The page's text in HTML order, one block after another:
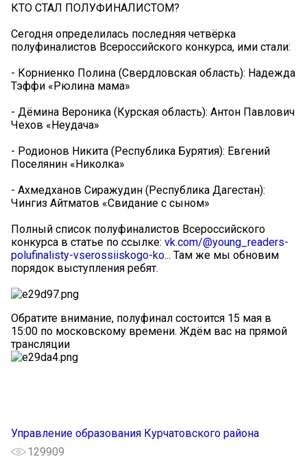
КТО СТАЛ ПОЛУФИНАЛИСТОМ?
Сегодня определилась последняя четвёрка
полуфиналистов Всероссийского конкурса, ими стали:
- Корниенко Полина (Свердловская область): Надежда
Тэффи «Рюлина мама»
- Дёмина Вероника (Курская область): Антон Павлович
Чехов «Неудача»
- Родионов Никита (Республика Бурятия): Евгений
Поселянин «Николка»
- Ахмедханов Сиражудин (Республика Дагестан):
Чингиз Айтматов «Свидание с сыном»
Полный список полуфиналистов Всероссийского
конкурса в статье по ссылке: vk.com/@young_readers-
polufinalisty-vserossiiskogo-ko... Там же мы обновим
порядок выступления ребят.
Обратите внимание, полуфинал состоится 15 мая в
15:00 по московскому времени. Ждём вас на прямой
трансляции
Управление образования Курчатовского района
129909